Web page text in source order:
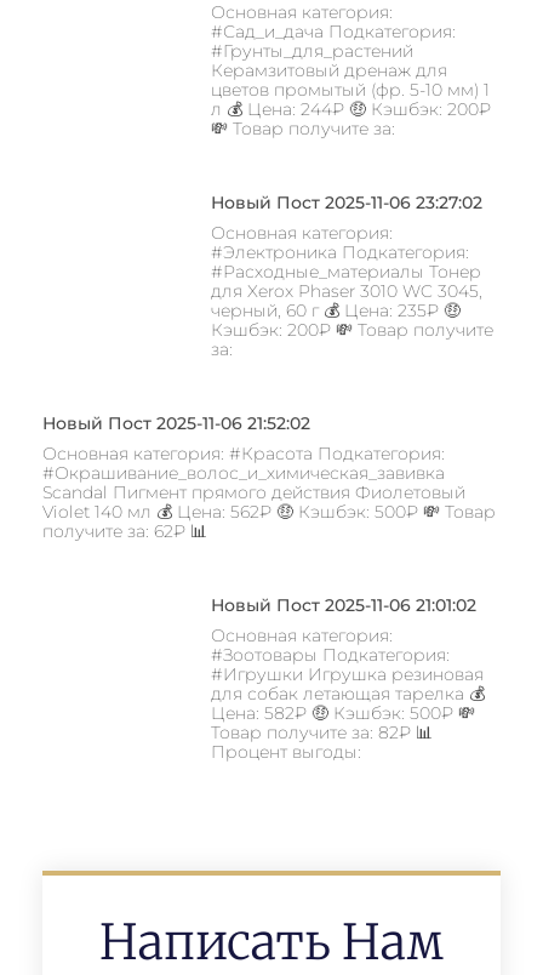
Основная категория:
#Сад_и_дача Подкатегория:
#Грунты_для_растений
Керамзитовый дренаж для
цветов промытый (фр. 5-10 мм) 1
л 💰 Цена: 244₽ 🤑 Кэшбэк: 200₽
💸 Товар получите за:
Новый Пост 2025-11-06 23:27:02
Основная категория:
#Электроника Подкатегория:
#Расходные_материалы Тонер
для Xerox Phaser 3010 WC 3045,
черный, 60 г 💰 Цена: 235₽ 🤑
Кэшбэк: 200₽ 💸 Товар получите
за:
Новый Пост 2025-11-06 21:52:02
Основная категория: #Красота Подкатегория:
#Окрашивание_волос_и_химическая_завивка
Scandal Пигмент прямого действия Фиолетовый
Violet 140 мл 💰 Цена: 562₽ 🤑 Кэшбэк: 500₽ 💸 Товар
получите за: 62₽ 📊
Новый Пост 2025-11-06 21:01:02
Основная категория:
#Зоотовары Подкатегория:
#Игрушки Игрушка резиновая
для собак летающая тарелка 💰
Цена: 582₽ 🤑 Кэшбэк: 500₽ 💸
Товар получите за: 82₽ 📊
Процент выгоды:
Написать Нам